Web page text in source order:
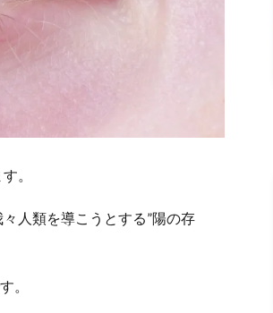
。
人類を導こうとする”陽の存
。